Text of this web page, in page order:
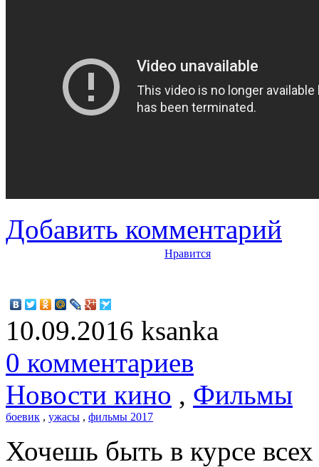
Добавить комментарий
Нравится
10.09.2016 ksanka
0 комментариев
Новости кино , Фильмы
боевик , ужасы , фильмы 2017
Хочешь быть в курсе